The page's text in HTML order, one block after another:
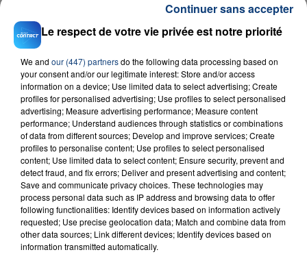
INCENDIE MORTEL À LENS : UNE FEMME ET
SON BÉBÉ ENTRE LA VIE ET LA...
Un homme s'est immolé par le feu après avoir
aspergé sa compagne et leur bébé de trois mois
d'un liquide inflammable.
20 juillet 2026
UNE ADOLESCENTE DEVANT SE FAIRE
OPÉRER DE LA CHEVILLE RESSORT DE LA...
La famille a porté plainte contre la clinique qui a
reconnu sa responsabilité et présenté ses
Le respect de votre vie privée est notre priorité
We and our (447) partnersdo the following data processing based on
your consent and/or our legitimate interest: Store and/or access
information on a device; Use limited data to select advertising; Create
profiles for personalised advertising; Use profiles to select personalised
advertising; Measure advertising performance; Measure content
performance; Understand audiences through statistics or combinations
of data from different sources; Develop and improve services; Create
profiles to personalise content; Use profiles to select personalised
content; Use limited data to select content; Ensure security, prevent and
detect fraud, and fix errors; Deliver and present advertising and content;
Save and communicate privacy choices. These technologies may
process personal data such as IP address and browsing data to offer
following functionalities: Identify devices based on information actively
requested; Use precise geolocation data; Match and combine data from
other data sources; Link different devices; Identify devices based on
information transmitted automatically.
Continuer sans accepter